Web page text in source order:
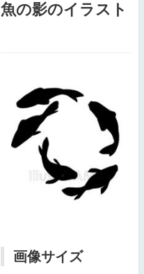
魚の影のイラスト
画像サイズ